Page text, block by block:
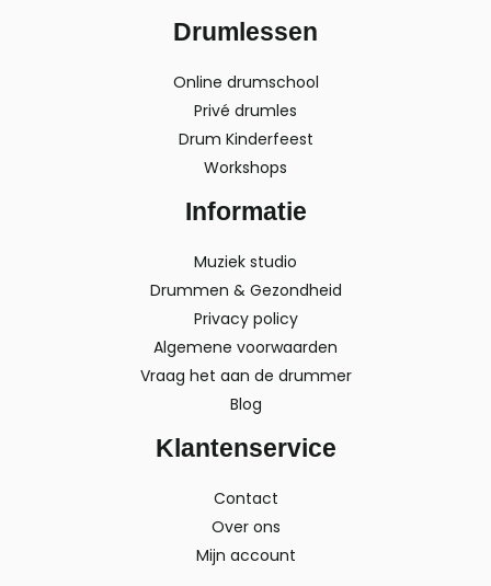
Drumlessen
Online drumschool
Privé drumles
Drum Kinderfeest
Workshops
Informatie
Muziek studio
Drummen & Gezondheid
Privacy policy
Algemene voorwaarden
Vraag het aan de drummer
Blog
Klantenservice
Contact
Over ons
Mijn account